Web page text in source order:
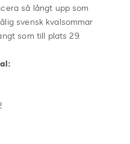
så långt upp som
svensk kvalsommar
som till plats 29.